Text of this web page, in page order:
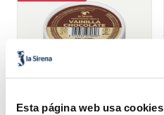
Esta página web usa cookies